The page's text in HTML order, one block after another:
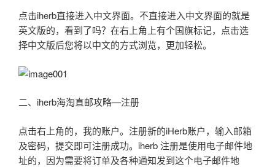
点击iherb直接进入中文界面。不直接进入中文界面的就是
英文版的，看到了吗？在右上角上有个国旗标记，点击选
择中文版后您将以中文的方式浏览，更加轻松。
二、iherb海淘直邮攻略—注册
点击右上角的，我的账户。注册新的iHerb账户，输入邮箱
及密码，提交即可注册成功。iherb 注册是使用电子邮件地
址的，因为需要将订单及各种通知发到这个电子邮件地